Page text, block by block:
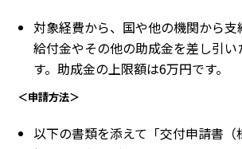
対象経費から、国や他の機関から
給付金やその他の助成金を差し引い
す。助成金の上限額は6万円です。
＜申請方法＞
以下の書類を添えて「交付申請書（